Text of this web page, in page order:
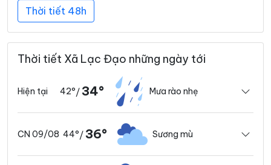
Thời tiết 48h
Thời tiết Xã Lạc Đạo những ngày tới
Hiện tại 42°/ 34° Mưa rào nhẹ
CN 09/08 44°/ 36° Sương mù